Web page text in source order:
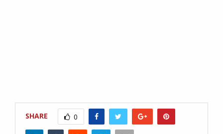
SHARE 0